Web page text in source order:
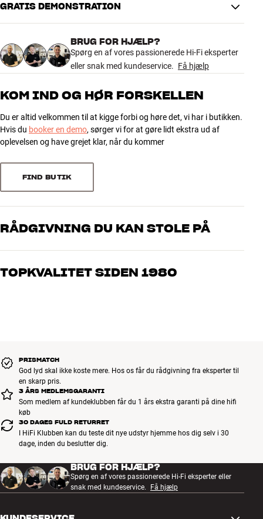
er optimeret for en endnu friere og mere åben gengivelse i toppen.
Sammen med Continuum bas/mellemtone og det
imponerende perspektiv, detaljering og musikalitet.
Placeret på de dedikerede standere kan 805 D5 levere en
valg, hvis du vil have 800 D5-kvalitet uden en stor gulvhøjtaler.
De nye 800 Series Diamond D5 kan opleves fra 15. september i
følgende HiFi Klubben butikker:
København Aaboulevard | Aarhus Tilst | Aalborg City Syd | Odense
Mere fra Bowers & Wilkins
GRATIS DEMONSTRATION
BRUG FOR HJÆLP?
Spørg en af vores passionerede Hi-Fi eksperter
eller snak med kundeservice. Få hjælp
KOM IND OG HØR FORSKELLEN
Du er altid velkommen til at kigge forbi og høre det, vi har i butikken.
Hvis du booker en demo, sørger vi for at gøre lidt ekstra ud af
oplevelsen og have grejet klar, når du kommer
FIND BUTIK
RÅDGIVNING DU KAN STOLE PÅ
Vores medarbejdere er ægte entusiaster, som kender produkterne
os, hvad du drømmer om – så finder vi den løsning, der passer
TOPKVALITET SIDEN 1980
PRISMATCH
God lyd skal ikke koste mere. Hos os får du rådgivning fra eksperter til
en skarp pris.
3 ÅRS MEDLEMSGARANTI
Som medlem af kundeklubben får du 1 års ekstra garanti på dine hifi
køb
30 DAGES FULD RETURRET
I HiFi Klubben kan du teste dit nye udstyr hjemme hos dig selv i 30
dage, inden du beslutter dig.
BRUG FOR HJÆLP?
Spørg en af vores passionerede Hi-Fi eksperter eller
snak med kundeservice.
Få hjælp